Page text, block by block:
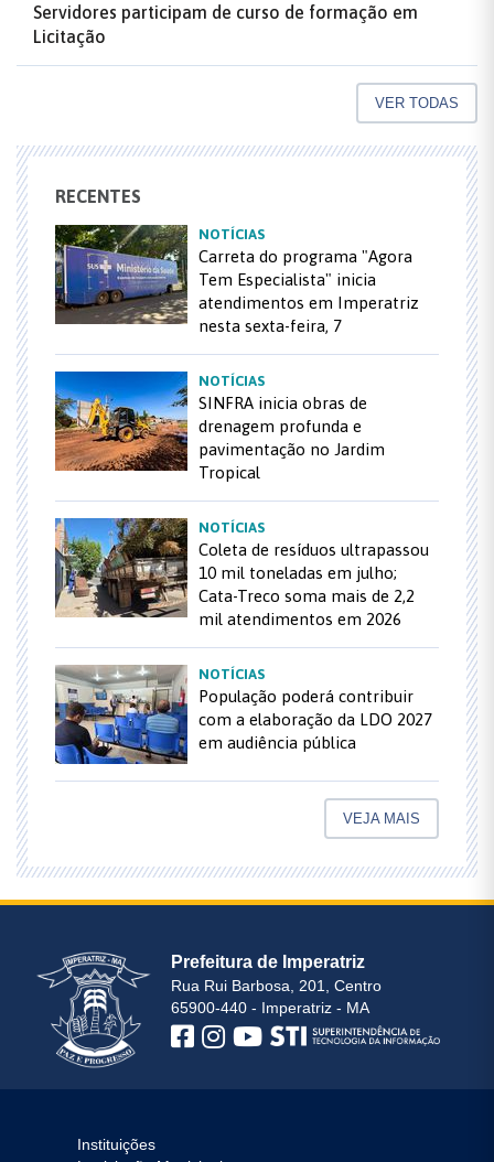
Servidores participam de curso de formação em
Licitação
VER TODAS
RECENTES
NOTÍCIAS
Carreta do programa "Agora
Tem Especialista" inicia
atendimentos em Imperatriz
nesta sexta-feira, 7
NOTÍCIAS
SINFRA inicia obras de
drenagem profunda e
pavimentação no Jardim
Tropical
NOTÍCIAS
Coleta de resíduos ultrapassou
10 mil toneladas em julho;
Cata-Treco soma mais de 2,2
mil atendimentos em 2026
NOTÍCIAS
População poderá contribuir
com a elaboração da LDO 2027
em audiência pública
VEJA MAIS
Prefeitura de Imperatriz
Rua Rui Barbosa, 201, Centro
65900-440 - Imperatriz - MA
Instituições